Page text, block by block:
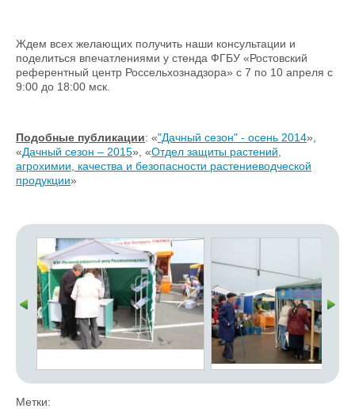
Ждем всех желающих получить наши консультации и
поделиться впечатлениями у стенда ФГБУ «Ростовский
референтный центр Россельхознадзора» с 7 по 10 апреля с
9:00 до 18:00 мск.
Подобные публикации: «"Дачный сезон" - осень 2014»,
«Дачный сезон – 2015», «Отдел защиты растений,
агрохимии, качества и безопасности растениеводческой
продукции»
Метки: